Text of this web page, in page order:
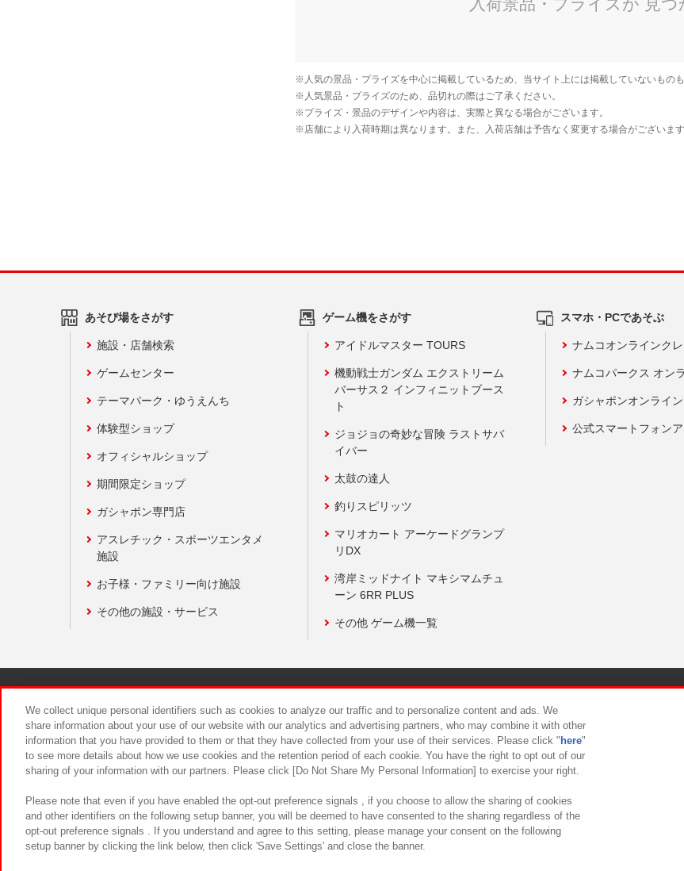
あそび場をさがす
施設・店舗検索
ゲームセンター
テーマパーク・ゆうえんち
体験型ショップ
オフィシャルショップ
期間限定ショップ
ガシャポン専門店
アスレチック・スポーツエンタメ
施設
お子様・ファミリー向け施設
その他の施設・サービス
ゲーム機をさがす
アイドルマスター TOURS
機動戦士ガンダム エクストリーム
バーサス２ インフィニットブース
ト
ジョジョの奇妙な冒険 ラストサバ
イバー
太鼓の達人
釣りスピリッツ
マリオカート アーケードグランプ
リDX
湾岸ミッドナイト マキシマムチュ
ーン 6RR PLUS
その他 ゲーム機一覧
スマホ・PCであそぶ
ナムコオンラインク
ナムコパークス オン
ガシャポンオンライン
公式スマートフォンア
食品のご提供について カスタマーハラスメント対応方針
We collect unique personal identifiers such as cookies to analyze our traffic and to personalize content and ads. We
share information about your use of our website with our analytics and advertising partners, who may combine it with other
information that you have provided to them or that they have collected from your use of their services. Please click " here"
to see more details about how we use cookies and the retention period of each cookie. You have the right to opt out of our
sharing of your information with our partners. Please click [Do Not Share My Personal Information] to exercise your right.
Please note that even if you have enabled the opt-out preference signals , if you choose to allow the sharing of cookies
and other identifiers on the following setup banner, you will be deemed to have consented to the sharing regardless of the
opt-out preference signals . If you understand and agree to this setting, please manage your consent on the following
setup banner by clicking the link below, then click 'Save Settings' and close the banner.